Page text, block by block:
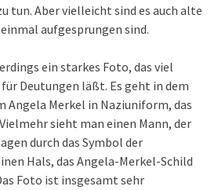
tun. Aber vielleicht sind es auch alte
aufgesprungen sind.
ein starkes Foto, das viel
Deutungen läßt. Es geht in dem
Angela Merkel in Naziuniform, das
sieht man einen Mann, der
durch das Symbol der
Hals, das Angela-Merkel-Schild
Foto ist insgesamt sehr